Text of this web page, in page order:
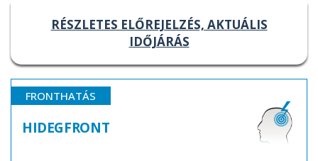
RÉSZLETES ELŐREJELZÉS, AKTUÁLIS
IDŐJÁRÁS
FRONTHATÁS
HIDEGFRONT